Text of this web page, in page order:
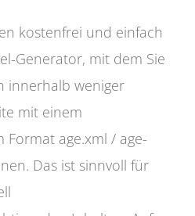
kostenfrei und einfach
Generator, mit dem Sie
innerhalb weniger
mit einem
Format age.xml / age-
Das ist sinnvoll für